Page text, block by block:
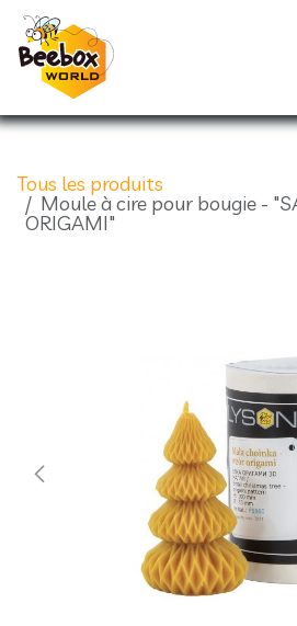
Se rendre au contenu
Tous les produits
Moule à cire pour bougie -
ORIGAMI"